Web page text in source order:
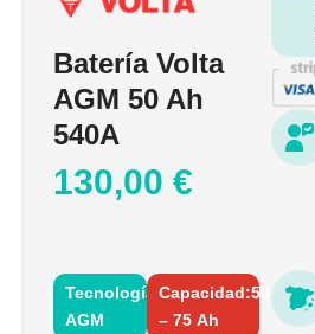
Batería Volta
AGM 50 Ah
540A
130,00 €
Tecnología:
AGM
Capacidad:50
– 75 Ah